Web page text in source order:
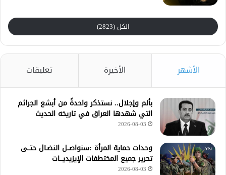
الكل (2823)
الأشهر الأخيرة تعليقات
بألم وإجلال.. نستذكر واحدةً من أبشع الجرائم
التي شهدها العراق في تاريخه الحديث
2026-08-03
وحدات حماية المرأة :سنواصــل النضـال حتــى
تحرير جميع المختطفات الإيزيديـــات
2026-08-03